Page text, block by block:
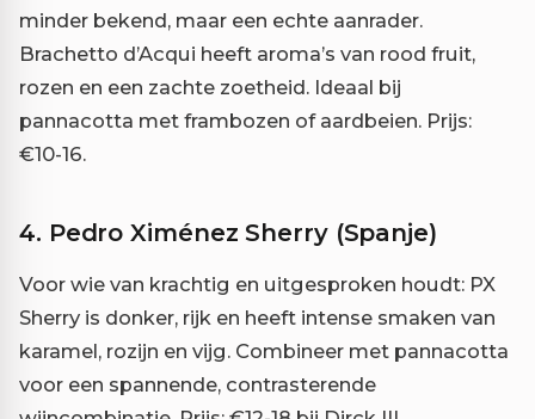
minder bekend, maar een echte aanrader.
Brachetto d’Acqui heeft aroma’s van rood fruit,
rozen en een zachte zoetheid. Ideaal bij
pannacotta met frambozen of aardbeien. Prijs:
€10-16.
4. Pedro Ximénez Sherry (Spanje)
Voor wie van krachtig en uitgesproken houdt: PX
Sherry is donker, rijk en heeft intense smaken van
karamel, rozijn en vijg. Combineer met pannacotta
voor een spannende, contrasterende